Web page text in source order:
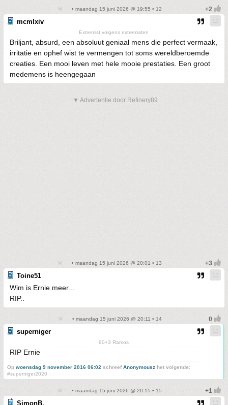
• maandag 15 juni 2026 @ 19:55 • 12
mcmlxiv
Extremist volgens extremisten
Briljant, absurd, een absoluut geniaal mens die perfect vermaak,
irritatie en ophef wist te vermengen tot soms wereldberoemde
creaties. Een mooi leven met hele mooie prestaties. Een groot
medemens is heengegaan
▼ Advertentie door Refinery89
• maandag 15 juni 2026 @ 20:01 • 13
Toine51
Wim is Ernie meer...
RIP..
• maandag 15 juni 2026 @ 20:11 • 14
superniger
90+3 Ramos
RIP Ernie
Op woensdag 9 november 2016 06:02 schreefAnonymousz het volgende:
#superniger2020
• maandag 15 juni 2026 @ 20:15 • 15
SimonB.